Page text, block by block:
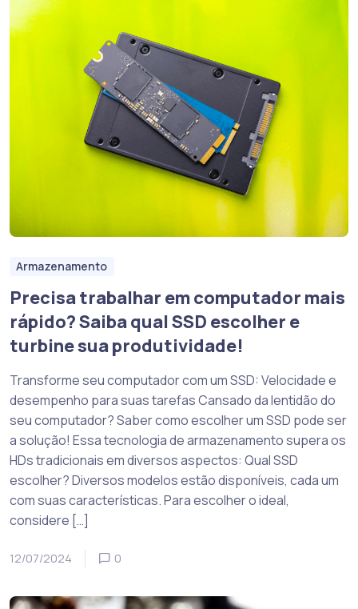
Armazenamento
Precisa trabalhar em computador mais
rápido? Saiba qual SSD escolher e
turbine sua produtividade!
Transforme seu computador com um SSD: Velocidade e
desempenho para suas tarefas Cansado da lentidão do
seu computador? Saber como escolher um SSD pode ser
a solução! Essa tecnologia de armazenamento supera os
HDs tradicionais em diversos aspectos: Qual SSD
escolher? Diversos modelos estão disponíveis, cada um
com suas características. Para escolher o ideal,
considere […]
12/07/2024 0